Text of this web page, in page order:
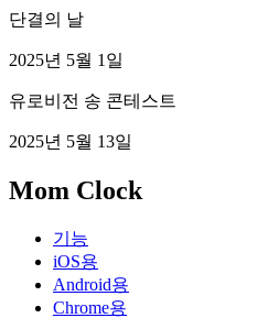
단결의 날
2025년 5월 1일
유로비전 송 콘테스트
2025년 5월 13일
Mom Clock
기능
iOS용
Android용
Chrome용